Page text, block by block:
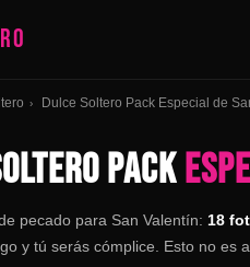
› Dulce Soltero Pack Especial de
PACK
pecado para San Valentín: 18
y tú serás cómplice. Esto no es